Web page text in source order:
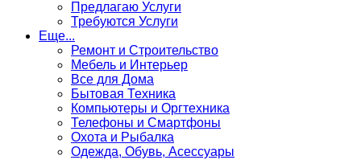
Предлагаю Услуги
Требуются Услуги
Еще...
Ремонт и Строительство
Мебель и Интерьер
Все для Дома
Бытовая Техника
Компьютеры и Оргтехника
Телефоны и Смартфоны
Охота и Рыбалка
Одежда, Обувь, Асессуары